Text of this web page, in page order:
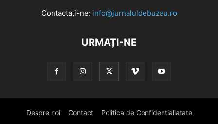
Contactați-ne: info@jurnaluldebuzau.ro
URMAȚI-NE
Despre noi Contact Politica de Confidentialiatate